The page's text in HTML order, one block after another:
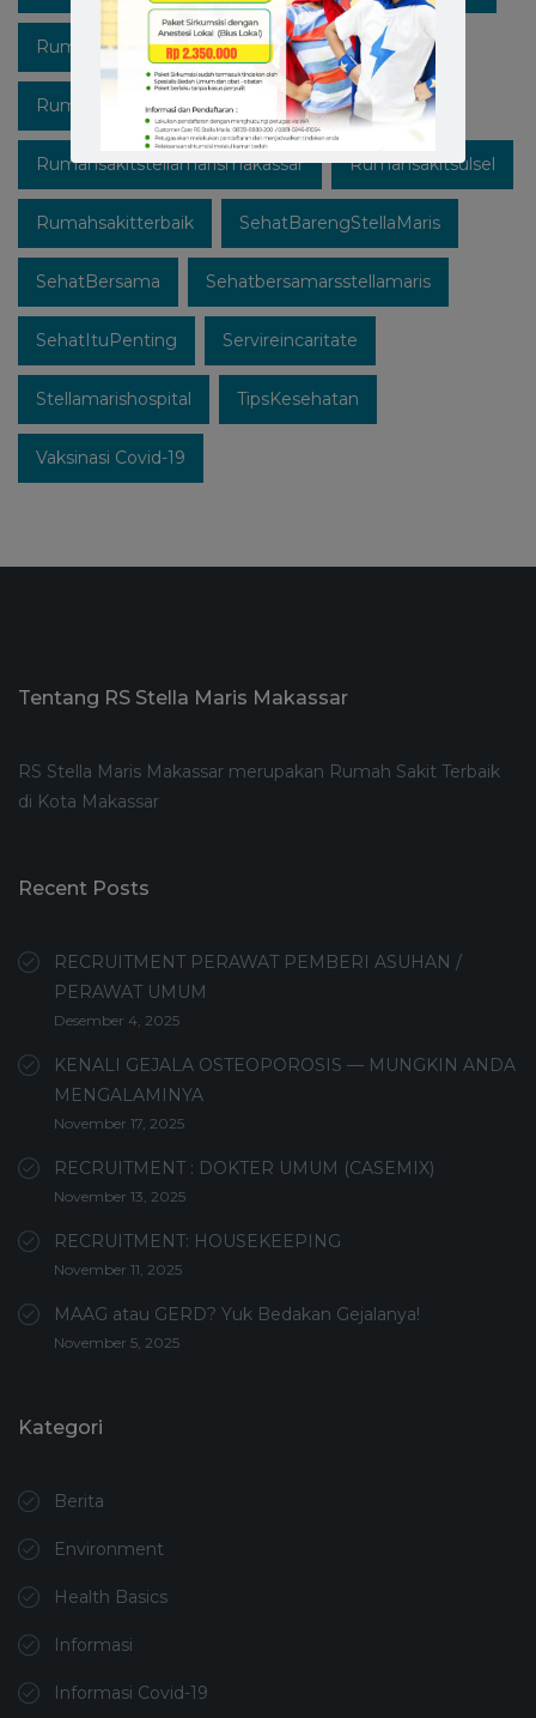
Rumahsakitkatolik Rumahsakitmakassar
Rumahsakitstellamaris
Rumahsakitstellamarismakassar Rumahsakitsulsel
Rumahsakitterbaik SehatBarengStellaMaris
SehatBersama Sehatbersamarsstellamaris
SehatItuPenting Servireincaritate
Stellamarishospital TipsKesehatan
Vaksinasi Covid-19
Tentang RS Stella Maris Makassar
RS Stella Maris Makassar merupakan Rumah Sakit Terbaik
di Kota Makassar
Recent Posts
RECRUITMENT PERAWAT PEMBERI ASUHAN /
PERAWAT UMUM
Desember 4, 2025
KENALI GEJALA OSTEOPOROSIS — MUNGKIN ANDA
MENGALAMINYA
November 17, 2025
RECRUITMENT : DOKTER UMUM (CASEMIX)
November 13, 2025
RECRUITMENT: HOUSEKEEPING
November 11, 2025
MAAG atau GERD? Yuk Bedakan Gejalanya!
November 5, 2025
Kategori
Berita
Environment
Health Basics
Informasi
Informasi Covid-19